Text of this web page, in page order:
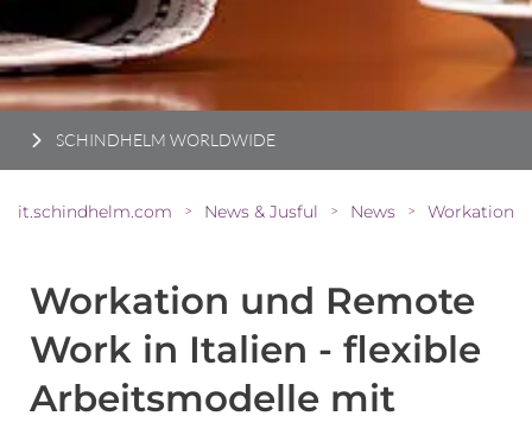
SCHINDHELM WORLDWIDE
it.schindhelm.com > News & Jusful > News >
Workation und Remote
Work in Italien - flexible
Arbeitsmodelle mit